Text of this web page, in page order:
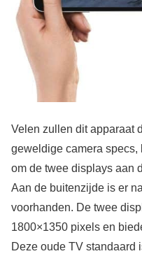
Velen zullen dit apparaat
geweldige camera
om de twee displays aan
Aan de buitenzijde is er
voorhanden. De twee
1800×1350 pixels en
Deze oude TV standaard